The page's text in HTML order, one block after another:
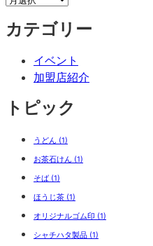
カテゴリー
イベント
加盟店紹介
トピック
うどん (1)
お茶石けん (1)
そば (1)
ほうじ茶 (1)
オリジナルゴム印 (1)
シャチハタ製品 (1)